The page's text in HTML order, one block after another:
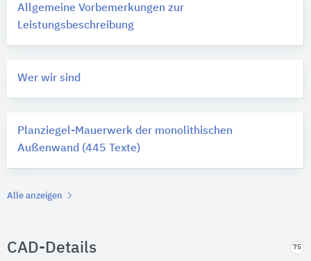
Allgemeine Vorbemerkungen zur
Leistungsbeschreibung
Wer wir sind
Planziegel-Mauerwerk der monolithischen
Außenwand (445 Texte)
Alle anzeigen
CAD-Details 75